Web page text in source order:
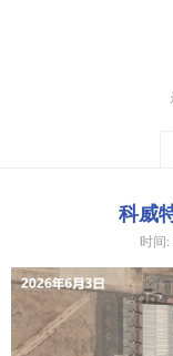
科威
时间: